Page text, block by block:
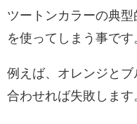
ツートンカラーの典
を使ってしまう事です
例えば、オレンジと
合わせれば失敗します